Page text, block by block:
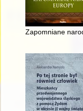
Zapomniane